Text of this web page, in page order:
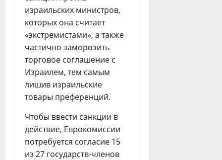
израильских министров,
которых она считает
«экстремистами», а также
частично заморозить
торговое соглашение с
Израилем, тем самым
лишив израильские
товары преференций.
Чтобы ввести санкции в
действие, Еврокомиссии
потребуется согласие 15
из 27 государств-членов